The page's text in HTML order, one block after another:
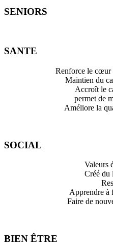
SENIORS
SANTE
Renforce le cœur
Maintien du
Accroît le
permet de
Améliore la
SOCIAL
Valeurs
Créé du
Apprendre à
Faire de
BIEN ÊTRE